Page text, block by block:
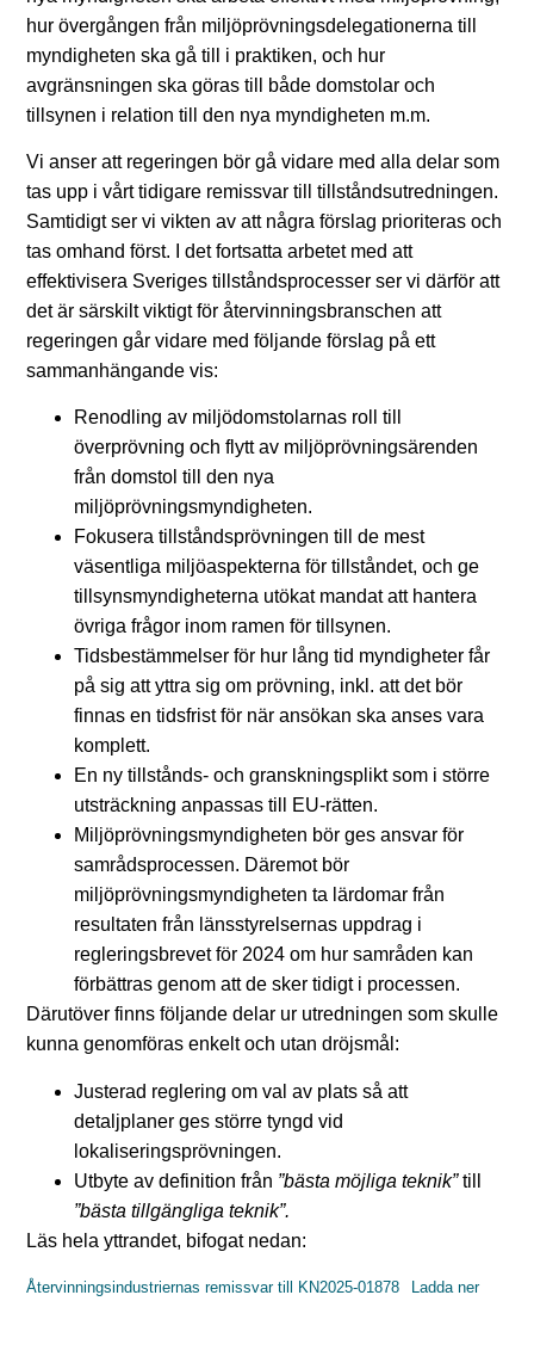
hur övergången från miljöprövningsdelegationerna till
myndigheten ska gå till i praktiken, och hur
avgränsningen ska göras till både domstolar och
tillsynen i relation till den nya myndigheten m.m.
Vi anser att regeringen bör gå vidare med alla delar som
tas upp i vårt tidigare remissvar till tillståndsutredningen.
Samtidigt ser vi vikten av att några förslag prioriteras och
tas omhand först. I det fortsatta arbetet med att
effektivisera Sveriges tillståndsprocesser ser vi därför att
det är särskilt viktigt för återvinningsbranschen att
regeringen går vidare med följande förslag på ett
sammanhängande vis:
Renodling av miljödomstolarnas roll till
överprövning och flytt av miljöprövningsärenden
från domstol till den nya
miljöprövningsmyndigheten.
Fokusera tillståndsprövningen till de mest
väsentliga miljöaspekterna för tillståndet, och ge
tillsynsmyndigheterna utökat mandat att hantera
övriga frågor inom ramen för tillsynen.
Tidsbestämmelser för hur lång tid myndigheter får
på sig att yttra sig om prövning, inkl. att det bör
finnas en tidsfrist för när ansökan ska anses vara
komplett.
En ny tillstånds- och granskningsplikt som i större
utsträckning anpassas till EU-rätten.
Miljöprövningsmyndigheten bör ges ansvar för
samrådsprocessen. Däremot bör
miljöprövningsmyndigheten ta lärdomar från
resultaten från länsstyrelsernas uppdrag i
regleringsbrevet för 2024 om hur samråden kan
förbättras genom att de sker tidigt i processen.
Därutöver finns följande delar ur utredningen som skulle
kunna genomföras enkelt och utan dröjsmål:
Justerad reglering om val av plats så att
detaljplaner ges större tyngd vid
lokaliseringsprövningen.
Utbyte av definition från ”bästa möjliga teknik”till
”bästa tillgängliga teknik”.
Läs hela yttrandet, bifogat nedan:
Återvinningsindustriernas remissvar till KN2025-01878 Ladda ner